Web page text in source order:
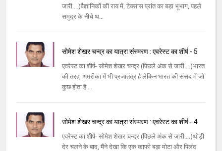
जारी....)वैज्ञानिकों की राय में, टेक्सास प्रांत का बड़ा भूभाग, पहले
समुद्र के नीचे थ...
सोमेश शेखर चन्द्र का यात्रा संस्मरण : एवरेस्ट का शीर्ष - 5
एवरेस्ट का शीर्ष- सोमेश शेखर चन्द्र (पिछले अंक से जारी....)भारत
की तरह, अमरीका में भी प्रजातंत्र है लेकिन भारत की संसद में जो
कुछ होता है ...
सोमेश शेखर चन्द्र का यात्रा संस्मरण : एवरेस्ट का शीर्ष - 4
एवरेस्ट का शीर्ष- सोमेश शेखर चन्द्र (पिछले अंक से जारी....)थोड़ी
देर चलने के बाद, मैंने देखा कि एक काफी बड़ा मोटा और पिलंद